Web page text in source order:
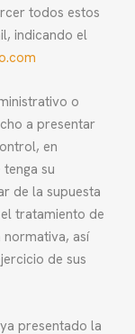
todos estos
indicando el
o
a presentar
en
su
de la supuesta
tratamiento de
normativa, así
de sus
presentado la